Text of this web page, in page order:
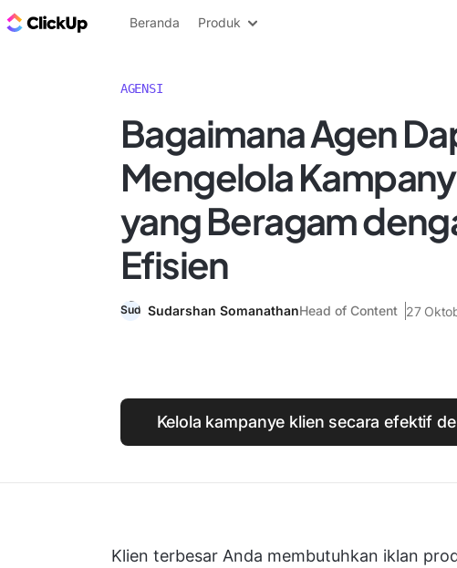
Blog ClickUp
Beranda Produk
AGENSI
Bagaimana Agen
Mengelola
yang Beragam
Efisien
Sudarshan SomanathanHead of Content 27
Kelola kampanye klien secara efektif
Klien terbesar Anda membutuhkan iklan